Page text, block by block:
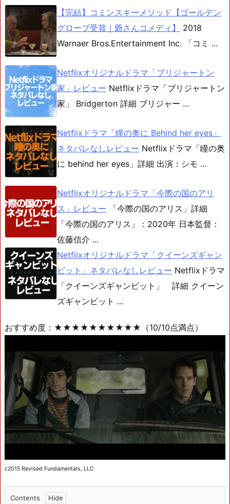
【完結】コミンスキーメソッド【ゴールデン
グローブ受賞｜爺さんコメディ】
2018
Warnaer Bros.Entertainment Inc. 「コミ ...
Netflixオリジナルドラマ「ブリジャートン
家」レビュー Netflixドラマ「ブリジャートン
家」 Bridgerton 詳細 ブリジャー ...
Netflixドラマ「瞳の奥に Behind her eyes」
ネタバレなしレビュー Netflixドラマ「瞳の奥
に behind her eyes」詳細 出演：シモ ...
Netflixオリジナルドラマ「今際の国のアリ
ス」レビュー
「今際の国のアリス」詳細
「今際の国のアリス」：2020年 日本監督：
佐藤信介 ...
Netflixオリジナルドラマ「クイーンズギャン
ビット」ネタバレなしレビュー Netflixドラマ
「クイーンズギャンビット」 詳細 クイーン
ズギャンビット ...
おすすめ度：★★★★★★★★★★（10/10点満点）
c2015 Revised Fundamentals, LLC
Contents